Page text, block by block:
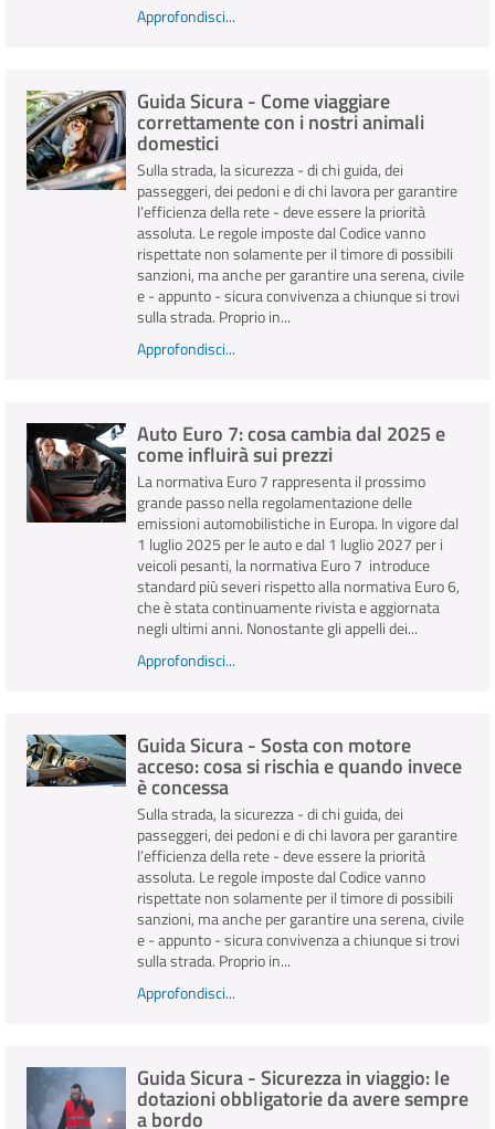
Approfondisci...
Guida Sicura - Come viaggiare
correttamente con i nostri animali
domestici
Sulla strada, la sicurezza - di chi guida, dei
passeggeri, dei pedoni e di chi lavora per garantire
l’efficienza della rete - deve essere la priorità
assoluta. Le regole imposte dal Codice vanno
rispettate non solamente per il timore di possibili
sanzioni, ma anche per garantire una serena, civile
e - appunto - sicura convivenza a chiunque si trovi
sulla strada. Proprio in...
Approfondisci...
Auto Euro 7: cosa cambia dal 2025 e
come influirà sui prezzi
La normativa Euro 7 rappresenta il prossimo
grande passo nella regolamentazione delle
emissioni automobilistiche in Europa. In vigore dal
1 luglio 2025 per le auto e dal 1 luglio 2027 per i
veicoli pesanti, la normativa Euro 7 introduce
standard più severi rispetto alla normativa Euro 6,
che è stata continuamente rivista e aggiornata
negli ultimi anni. Nonostante gli appelli dei...
Approfondisci...
Guida Sicura - Sosta con motore
acceso: cosa si rischia e quando invece
è concessa
Sulla strada, la sicurezza - di chi guida, dei
passeggeri, dei pedoni e di chi lavora per garantire
l’efficienza della rete - deve essere la priorità
assoluta. Le regole imposte dal Codice vanno
rispettate non solamente per il timore di possibili
sanzioni, ma anche per garantire una serena, civile
e - appunto - sicura convivenza a chiunque si trovi
sulla strada. Proprio in...
Approfondisci...
Guida Sicura - Sicurezza in viaggio: le
dotazioni obbligatorie da avere sempre
a bordo